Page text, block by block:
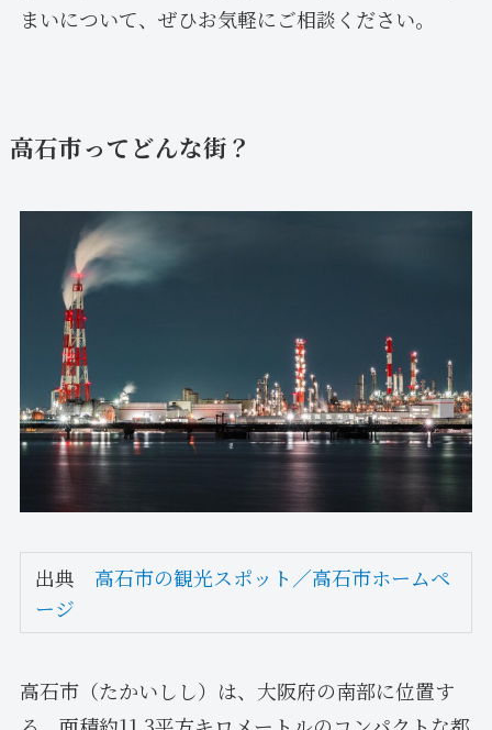
まいについて、ぜひお気軽にご相談ください。
高石市ってどんな街？
出典 高石市の観光スポット／高石市ホームペ
ージ
高石市（たかいしし）は、大阪府の南部に位置す